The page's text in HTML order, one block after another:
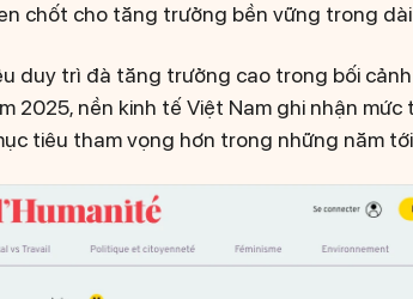
chốt cho tăng trưởng bền vững trong
duy trì đà tăng trưởng cao trong bối
2025, nền kinh tế Việt Nam ghi nhận mức
tiêu tham vọng hơn trong những năm